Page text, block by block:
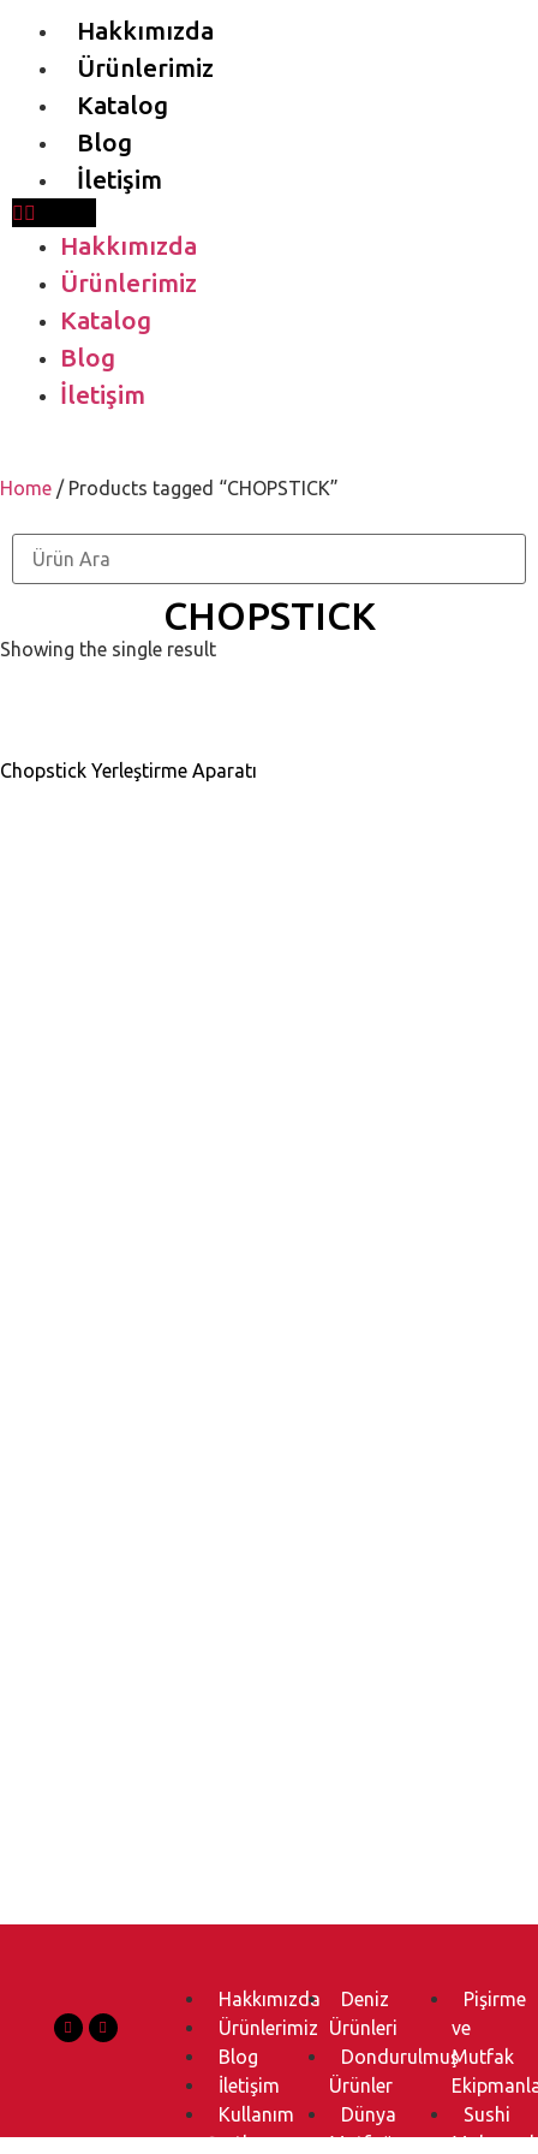
Hakkımızda
Ürünlerimiz
Katalog
Blog
İletişim
Hakkımızda
Ürünlerimiz
Katalog
Blog
İletişim
Home / Products tagged “CHOPSTICK”
CHOPSTICK
Showing the single result
Chopstick Yerleştirme Aparatı
Hakkımızda
Ürünlerimiz
Blog
İletişim
Kullanım
Şartları
Deniz
Ürünleri
Dondurulmuş
Ürünler
Dünya
Mutfağı
Pişirme
ve
Mutfak
Sushi